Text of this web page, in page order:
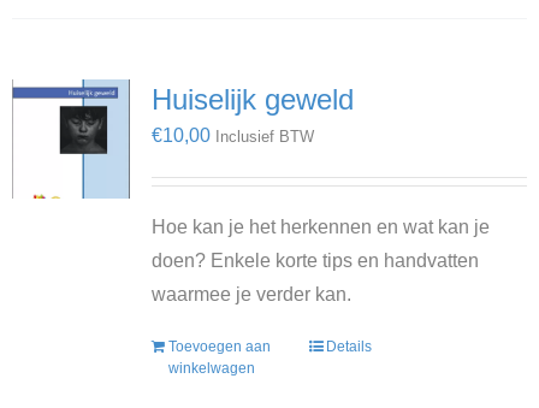
Huiselijk geweld
€10,00 Inclusief BTW
Hoe kan je het herkennen en wat kan je
doen? Enkele korte tips en handvatten
waarmee je verder kan.
Toevoegen aan
winkelwagen
Details